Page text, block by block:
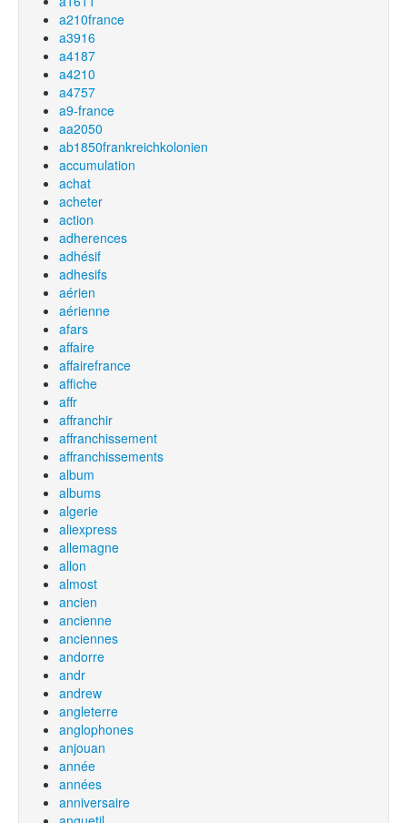
a210france
a3916
a4187
a4210
a4757
a9-france
aa2050
ab1850frankreichkolonien
accumulation
achat
acheter
action
adherences
adhésif
adhesifs
aérien
aérienne
afars
affaire
affairefrance
affiche
affr
affranchir
affranchissement
affranchissements
album
albums
algerie
aliexpress
allemagne
allon
almost
ancien
ancienne
anciennes
andorre
andr
andrew
angleterre
anglophones
anjouan
année
années
anniversaire